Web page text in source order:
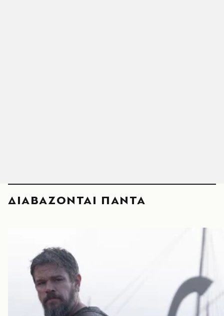
ΔΙΑΒΑΖΟΝΤΑΙ ΠΑΝΤΑ